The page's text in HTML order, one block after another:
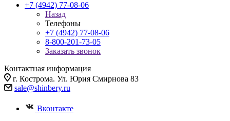
+7 (4942) 77-08-06
Назад
Телефоны
+7 (4942) 77-08-06
8-800-201-73-05
Заказать звонок
Контактная информация
г. Кострома. Ул. Юрия Смирнова 83
sale@shinbery.ru
Вконтакте